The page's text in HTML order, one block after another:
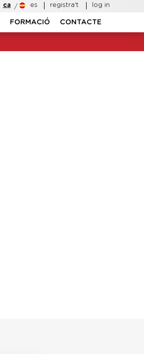
ca es registra't log in
FORMACIÓ CONTACTE